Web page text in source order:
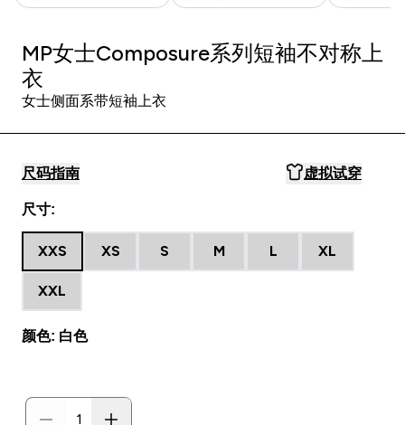
MP女士Composure系列短袖不对称上
衣
女士侧面系带短袖上衣
尺码指南 虚拟试穿
尺寸:
XXS XS S M L XL
XXL
颜色: 白色